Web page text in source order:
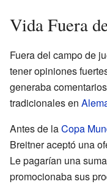
Vida Fuera
Fuera del campo de
tener opiniones
generaba
tradicionales en
Antes de laCopa
Breitner aceptó una
Le pagarían una
promocionaba sus